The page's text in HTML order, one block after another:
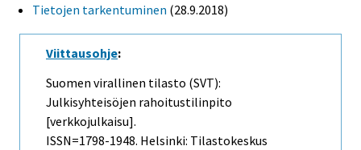
Tietojen tarkentuminen (28.9.2018)
Viittausohje:
Suomen virallinen tilasto (SVT):
Julkisyhteisöjen rahoitustilinpito
[verkkojulkaisu].
ISSN=1798-1948. Helsinki: Tilastokeskus